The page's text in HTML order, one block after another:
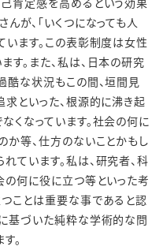
が、「いくつになっても人
います。この表彰制度は女性
。また、私は、日本の研究
酷な状況もこの間、垣間見
といった、根源的に沸き起
くなっています。社会の何に
か等、仕方のないことかもし
ています。私は、研究者、科
の何に役に立つ等といった考
ことは重要な事であると認
基づいた純粋な学術的な問
。